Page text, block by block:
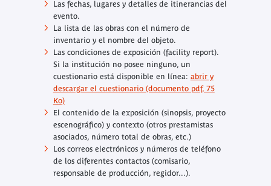
Las fechas, lugares y detalles de itinerancias del
evento.
La lista de las obras con el número de
inventario y el nombre del objeto.
Las condiciones de exposición (facility report).
Si la institución no posee ninguno, un
cuestionario está disponible en línea: abrir y
descargar el cuestionario (documento pdf, 75
Ko)
El contenido de la exposición (sinopsis, proyecto
escenográfico) y contexto (otros prestamistas
asociados, número total de obras, etc.)
Los correos electrónicos y números de teléfono
de los diferentes contactos (comisario,
responsable de producción, regidor...).